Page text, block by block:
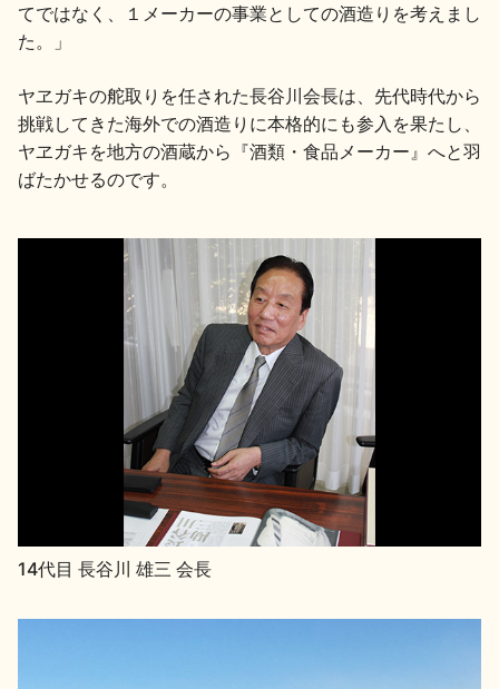
イベント情報TOP
地酒蔵元会WEB展示会 地酒蔵元会利酒会
美味しい地酒の選び方
地酒蔵元会とは
お問い合わせ
てではなく、１メーカーの事業としての酒造りを考えまし
た。」
ヤヱガキの舵取りを任された長谷川会長は、先代時代から
挑戦してきた海外での酒造りに本格的にも参入を果たし、
ヤヱガキを地方の酒蔵から『酒類・食品メーカー』へと羽
ばたかせるのです。
14代目 長谷川 雄三 会長